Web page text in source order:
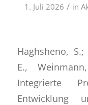
1. Juli 2026 / in
Haghsheno,
E.,
Integrierte
Entwicklung